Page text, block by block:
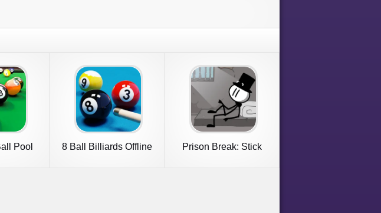
Pool
8 Ball Billiards Offline
Prison Break: Stick